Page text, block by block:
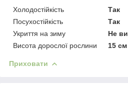
Холодостійкість
Так
Посухостійкість
Так
Укриття на зиму
Не
Висота дорослої рослини
15 см
Приховати